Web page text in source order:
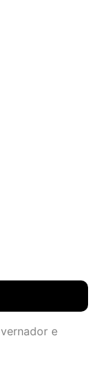
e